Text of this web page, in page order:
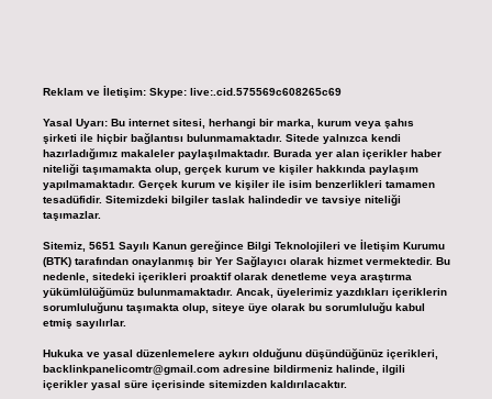
Reklam ve İletişim: Skype: live:.cid.575569c608265c69
Yasal Uyarı: Bu internet sitesi, herhangi bir marka, kurum veya şahıs
şirketi ile hiçbir bağlantısı bulunmamaktadır. Sitede yalnızca kendi
hazırladığımız makaleler paylaşılmaktadır. Burada yer alan içerikler haber
niteliği taşımamakta olup, gerçek kurum ve kişiler hakkında paylaşım
yapılmamaktadır. Gerçek kurum ve kişiler ile isim benzerlikleri tamamen
tesadüfidir. Sitemizdeki bilgiler taslak halindedir ve tavsiye niteliği
taşımazlar.
Sitemiz, 5651 Sayılı Kanun gereğince Bilgi Teknolojileri ve İletişim Kurumu
(BTK) tarafından onaylanmış bir Yer Sağlayıcı olarak hizmet vermektedir. Bu
nedenle, sitedeki içerikleri proaktif olarak denetleme veya araştırma
yükümlülüğümüz bulunmamaktadır. Ancak, üyelerimiz yazdıkları içeriklerin
sorumluluğunu taşımakta olup, siteye üye olarak bu sorumluluğu kabul
etmiş sayılırlar.
Hukuka ve yasal düzenlemelere aykırı olduğunu düşündüğünüz içerikleri,
backlinkpanelicomtr@gmail.comadresine bildirmeniz halinde, ilgili
içerikler yasal süre içerisinde sitemizden kaldırılacaktır.